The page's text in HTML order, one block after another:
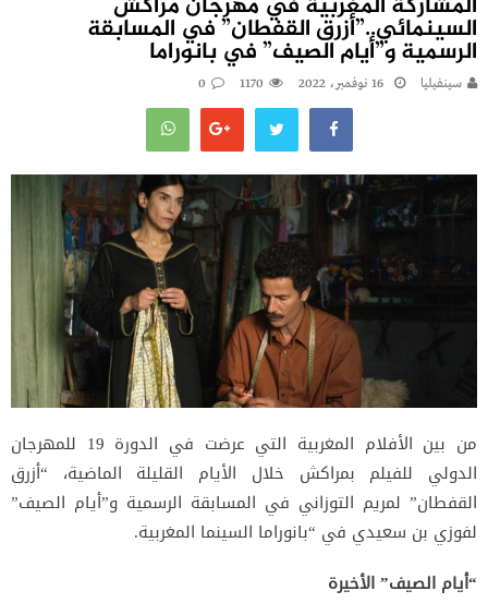
السينمائي..”أزرق القفطان” في المسابقة
الرسمية و”أيام الصيف” في بانوراما
سينفيليا 16 نوفمبر، 2022 1170
0
من بين الأفلام المغربية التي عرضت في الدورة 19 للمهرجان
الدولي للفيلم بمراكش خلال الأيام القليلة الماضية، “أزرق
القفطان” لمريم التوزاني في المسابقة الرسمية و”أيام الصيف”
لفوزي بن سعيدي في “بانوراما السينما المغربية.
“أيام الصيف” الأخيرة